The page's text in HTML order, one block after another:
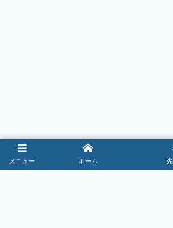
メニュー ホーム